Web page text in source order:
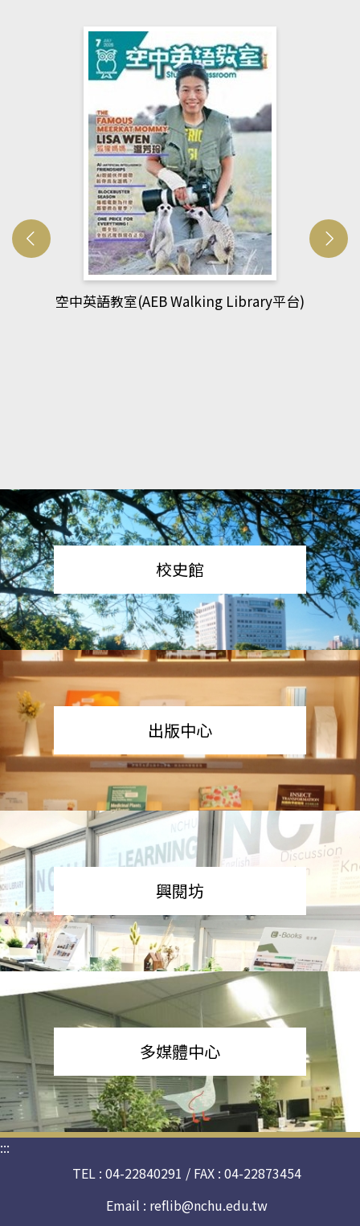
網管人(kono平台)
校史館
出版中心
興閱坊
多媒體中心
:::
TEL : 04-22840291 / FAX : 04-22873454
Email : reflib@nchu.edu.tw